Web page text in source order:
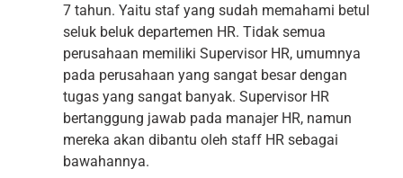
7 tahun. Yaitu staf yang sudah memahami betul
seluk beluk departemen HR. Tidak semua
perusahaan memiliki Supervisor HR, umumnya
pada perusahaan yang sangat besar dengan
tugas yang sangat banyak. Supervisor HR
bertanggung jawab pada manajer HR, namun
mereka akan dibantu oleh staff HR sebagai
bawahannya.